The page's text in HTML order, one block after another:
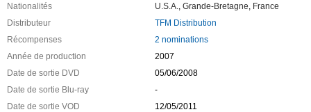
Nationalités U.S.A., Grande-Bretagne, France
Distributeur
TFM Distribution
Récompenses
2 nominations
Année de production
2007
Date de sortie DVD
05/06/2008
Date de sortie Blu-ray
-
Date de sortie VOD
12/05/2011